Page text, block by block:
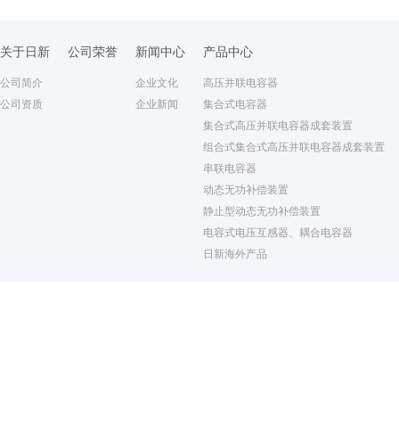
关于日新
公司简介
公司资质
公司荣誉 新闻中心
企业文化
企业新闻
产品中心
高压并联电容器
集合式电容器
集合式高压并联电容器成套装置
组合式集合式高压并联电容器成套装置
串联电容器
动态无功补偿装置
静止型动态无功补偿装置
电容式电压互感器、耦合电容器
日新海外产品